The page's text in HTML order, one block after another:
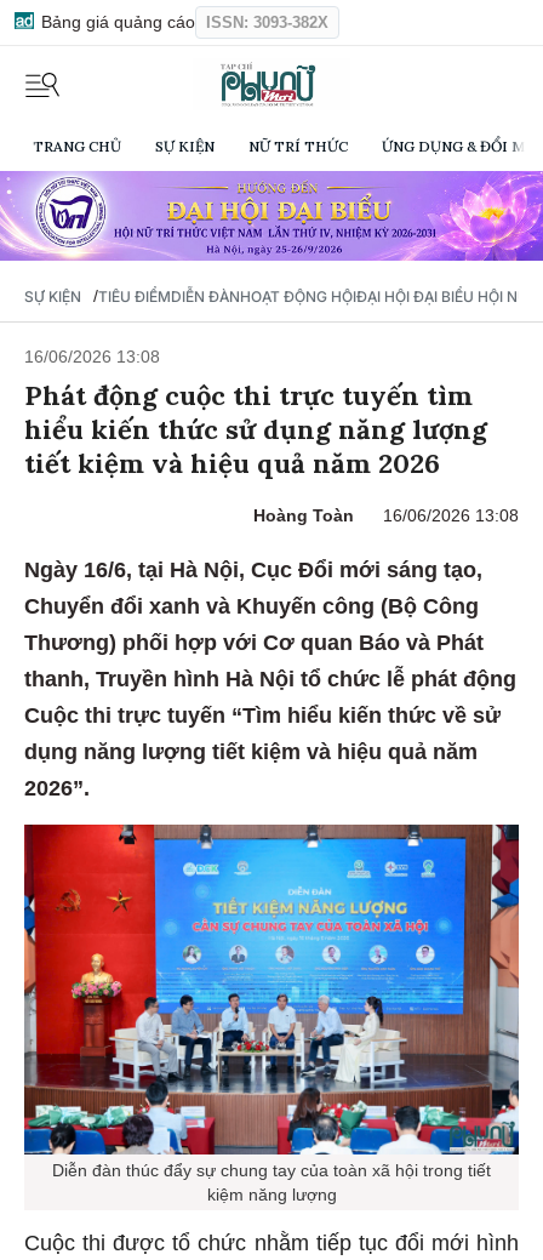
Bảng giá quảng cáo ISSN: 3093-382X
TRANG CHỦ SỰ KIỆN NỮ TRÍ THỨC ỨNG DỤNG & ĐỔI
SỰ KIỆN /TIÊU ĐIỂMDIỄN ĐÀNHOẠT ĐỘNG HỘIĐẠI HỘI ĐẠI BIỂU HỘI NỮ
16/06/2026 13:08
Phát động cuộc thi trực tuyến tìm
hiểu kiến thức sử dụng năng lượng
tiết kiệm và hiệu quả năm 2026
Hoàng Toàn 16/06/2026 13:08
Ngày 16/6, tại Hà Nội, Cục Đổi mới sáng tạo,
Chuyển đổi xanh và Khuyến công (Bộ Công
Thương) phối hợp với Cơ quan Báo và Phát
thanh, Truyền hình Hà Nội tổ chức lễ phát động
Cuộc thi trực tuyến “Tìm hiểu kiến thức về sử
dụng năng lượng tiết kiệm và hiệu quả năm
2026”.
Diễn đàn thúc đẩy sự chung tay của toàn xã hội trong tiết
kiệm năng lượng
Cuộc thi được tổ chức nhằm tiếp tục đổi mới hình